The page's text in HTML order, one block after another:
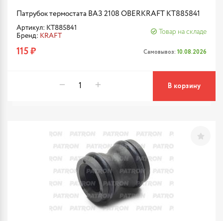
Патрубок термостата ВАЗ 2108 OBERKRAFT KT885841
Артикул: KT885841
Бренд: KRAFT
Товар на складе
115 ₽ Самовывоз: 10.08.2026
В корзину